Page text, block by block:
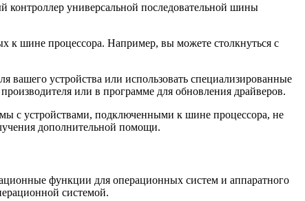
контроллер универсальной последовательной шины
к шине процессора. Например, вы можете столкнуться с
вашего устройства или использовать специализированные
или в программе для обновления драйверов.
с устройствами, подключенными к шине процессора, не
дополнительной помощи.
функции для операционных систем и аппаратного
системой.